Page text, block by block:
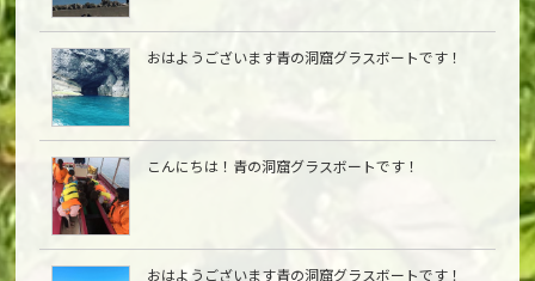
おはようございます青の洞窟グラスボートです！
こんにちは︎！青の洞窟グラスボートです！
おはようございます青の洞窟グラスボートです！